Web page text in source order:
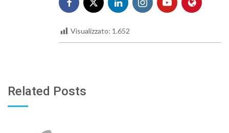
Visualizzato: 1.652
Related Posts